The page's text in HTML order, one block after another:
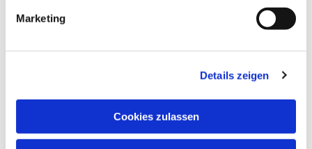
Marketing
Details zeigen
Cookies zulassen
Hupfeldstr. 21, 34121 Kassel